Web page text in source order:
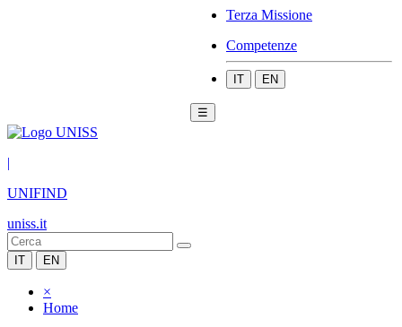
Terza Missione
Competenze
IT EN
☰
|
UNIFIND
uniss.it
IT EN
×
Home